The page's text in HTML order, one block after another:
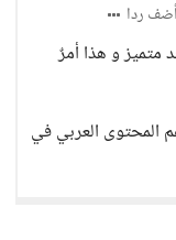
أضف ردا
متميز و هذا أمرٌ
المحتوى العربي في